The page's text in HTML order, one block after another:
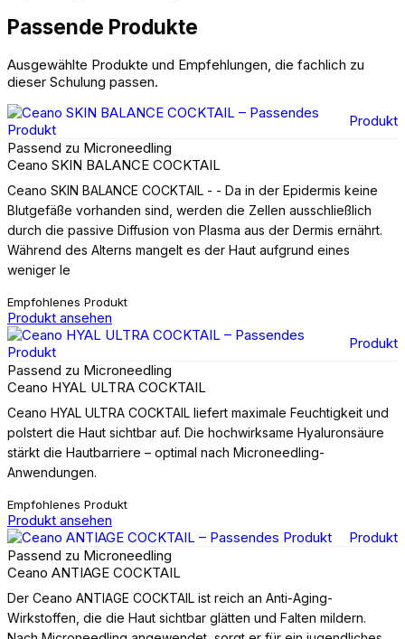
Passende Produkte
Ausgewählte Produkte und Empfehlungen, die fachlich zu
dieser Schulung passen.
Produkt
Passend zu Microneedling
Ceano SKIN BALANCE COCKTAIL
Ceano SKIN BALANCE COCKTAIL - - Da in der Epidermis keine
Blutgefäße vorhanden sind, werden die Zellen ausschließlich
durch die passive Diffusion von Plasma aus der Dermis ernährt.
Während des Alterns mangelt es der Haut aufgrund eines
weniger le
Empfohlenes Produkt
Produkt ansehen
Produkt
Passend zu Microneedling
Ceano HYAL ULTRA COCKTAIL
Ceano HYAL ULTRA COCKTAIL liefert maximale Feuchtigkeit und
polstert die Haut sichtbar auf. Die hochwirksame Hyaluronsäure
stärkt die Hautbarriere – optimal nach Microneedling-
Anwendungen.
Empfohlenes Produkt
Produkt ansehen
Produkt
Passend zu Microneedling
Ceano ANTIAGE COCKTAIL
Der Ceano ANTIAGE COCKTAIL ist reich an Anti-Aging-
Wirkstoffen, die die Haut sichtbar glätten und Falten mildern.